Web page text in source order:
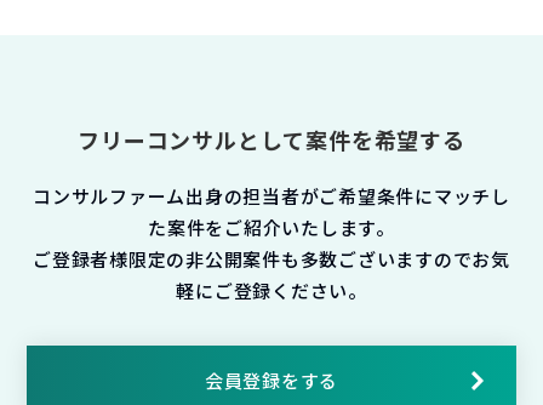
フリーコンサルとして案件を希望する
コンサルファーム出身の担当者がご希望条件にマッチし
た案件をご紹介いたします。
ご登録者様限定の非公開案件も多数ございますのでお気
軽にご登録ください。
会員登録をする